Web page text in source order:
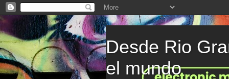
Desde Rio
el mundo